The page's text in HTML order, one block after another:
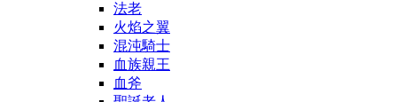
法老
火焰之翼
混沌騎士
血族親王
血斧